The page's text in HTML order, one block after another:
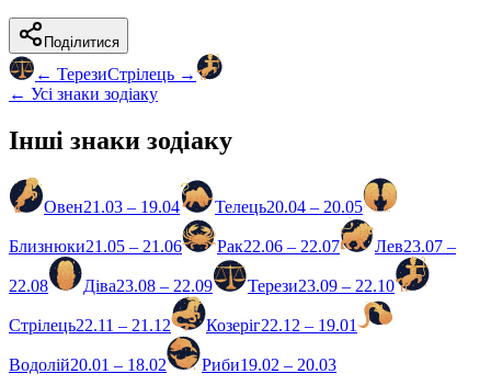
Поділитися
← ТерезиСтрілець →
← Усі знаки зодіаку
Інші знаки зодіаку
Овен21.03 – 19.04 Телець20.04 – 20.05
Близнюки21.05 – 21.06 Рак22.06 – 22.07 Лев23.07 –
22.08 Діва23.08 – 22.09 Терези23.09 – 22.10
Стрілець22.11 – 21.12 Козеріг22.12 – 19.01
Водолій20.01 – 18.02 Риби19.02 – 20.03